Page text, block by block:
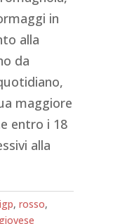
in
alla
da
maggiore
entro i 18
alla
igp,rosso,